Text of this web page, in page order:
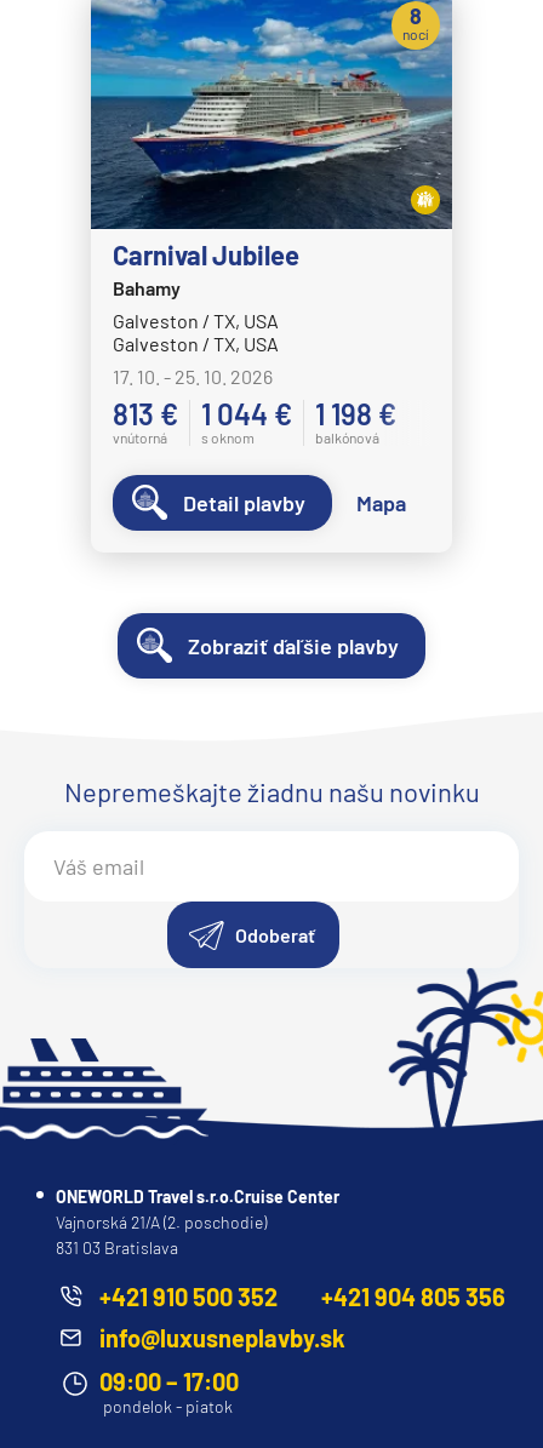
Carnival Jubilee
Bahamy
Galveston / TX, USA
Galveston / TX, USA
17. 10. - 25. 10. 2026
813 €
vnútorná
1 044 €
s oknom
1 198 €
balkónová
8
nocí
Detail plavby Mapa
Zobraziť ďaľšie plavby
Nepremeškajte žiadnu našu novinku
Odoberať
ONEWORLD Travel s.r.o.Cruise Center
Vajnorská 21/A (2. poschodie)
831 03 Bratislava
+421 910 500 352
+421 904 805 356
info@luxusneplavby.sk
09:00 – 17:00
pondelok - piatok